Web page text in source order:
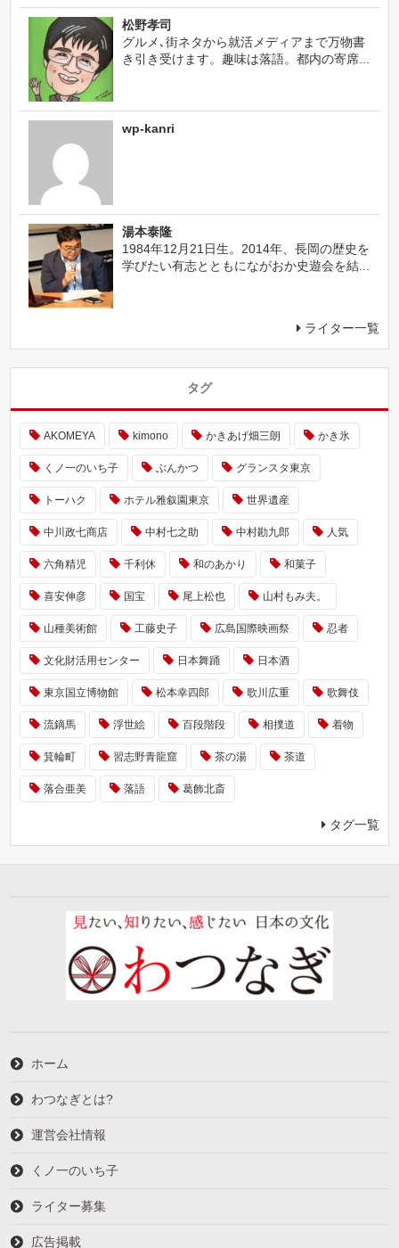
松野孝司
グルメ､街ネタから就活メディアまで万物書
き引き受けます。趣味は落語。都内の寄席...
wp-kanri
湯本泰隆
1984年12月21日生。2014年、長岡の歴史を
学びたい有志とともにながおか史遊会を結...
ライター一覧
タグ
AKOMEYA kimono かきあげ畑三朗 かき氷
くノ一のいち子 ぶんかつ グランスタ東京
トーハク ホテル雅叙園東京 世界遺産
中川政七商店 中村七之助 中村勘九郎 人気
六角精児 千利休 和のあかり 和菓子
喜安伸彦 国宝 尾上松也 山村もみ夫。
山種美術館 工藤史子 広島国際映画祭 忍者
文化財活用センター 日本舞踊 日本酒
東京国立博物館 松本幸四郎 歌川広重 歌舞伎
流鏑馬 浮世絵 百段階段 相撲道 着物
箕輪町 習志野青龍窟 茶の湯 茶道
落合亜美 落語 葛飾北斎
タグ一覧
ホーム
わつなぎとは?
運営会社情報
くノ一のいち子
ライター募集
広告掲載